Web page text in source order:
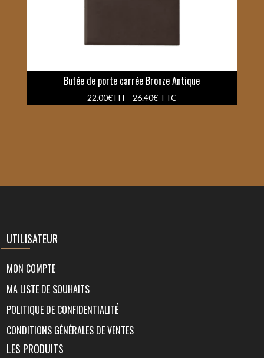
Butée de porte carrée Bronze Antique
22.00€HT - 26.40€TTC
UTILISATEUR
MON COMPTE
MA LISTE DE SOUHAITS
POLITIQUE DE CONFIDENTIALITÉ
CONDITIONS GÉNÉRALES DE VENTES
LES PRODUITS